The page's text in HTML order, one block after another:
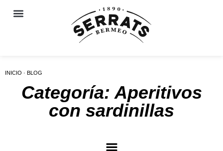
INICIO · BLOG
Categoría: Aperitivos
con sardinillas